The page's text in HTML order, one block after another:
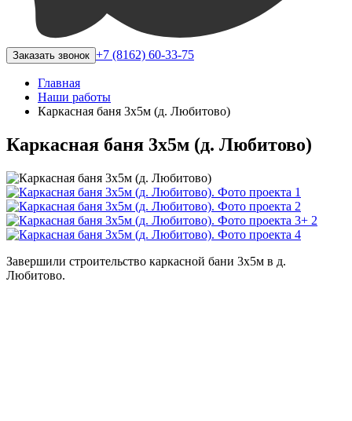
Заказать звонок +7 (8162) 60-33-75
Главная
Наши работы
Каркасная баня 3х5м (д. Любитово)
Каркасная баня 3х5м (д. Любитово)
+ 2
Завершили строительство каркасной бани 3х5м в д.
Любитово.